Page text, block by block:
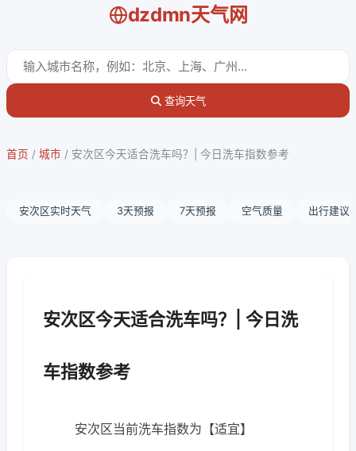
dzdmn天气网
查询天气
首页 / 城市 / 安次区今天适合洗车吗？| 今日洗车指数参考
安次区实时天气 3天预报 7天预报 空气质量 出行建议
安次区今天适合洗车吗？| 今日洗
车指数参考
安次区当前洗车指数为【适宜】